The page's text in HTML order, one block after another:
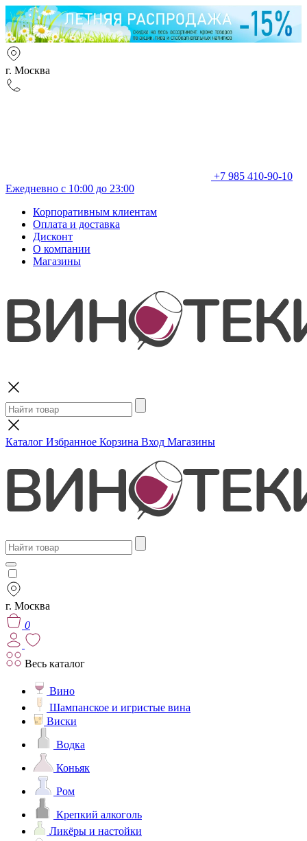
г. Москва
+7 985 410-90-10
Ежедневно с 10:00 до 23:00
Корпоративным клиентам
Оплата и доставка
Дисконт
О компании
Магазины
Каталог Избранное Корзина Вход Магазины
г. Москва
0
Весь каталог
Вино
Шампанское и игристые вина
Виски
Водка
Коньяк
Ром
Крепкий алкоголь
Ликёры и настойки